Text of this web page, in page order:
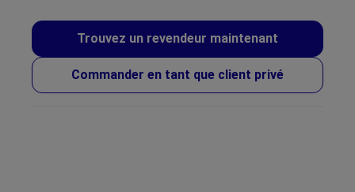
Trouvez un revendeur maintenant
Commander en tant que client privé